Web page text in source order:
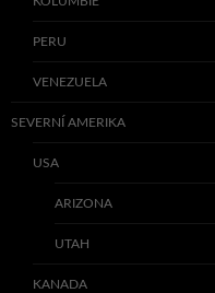
PERU
VENEZUELA
SEVERNÍ AMERIKA
USA
ARIZONA
UTAH
KANADA